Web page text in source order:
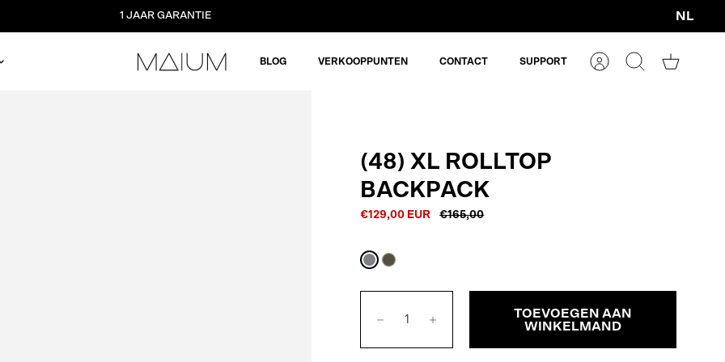
1 JAAR GARANTIE
Valuta
NL
BLOG VERKOOPPUNTEN CONTACT SUPPORT
AccountZoeken
(48) XL ROLLTOP
BACKPACK
€129,00 EUR €165,00
StoneArmy
TOEVOEGEN AAN
WINKELMAND